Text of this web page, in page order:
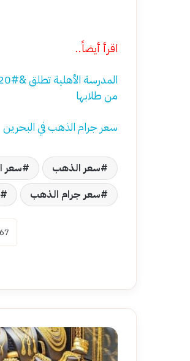
اقرأ أيضاً..
من طلابها
سعر جرام الذهب في البحرين
سعر الذهب سعر
سعر جرام الذهب
سعر
جرام